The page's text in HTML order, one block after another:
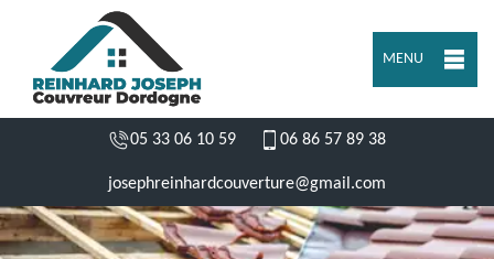
MENU
05 33 06 10 59 06 86 57 89 38
josephreinhardcouverture@gmail.com